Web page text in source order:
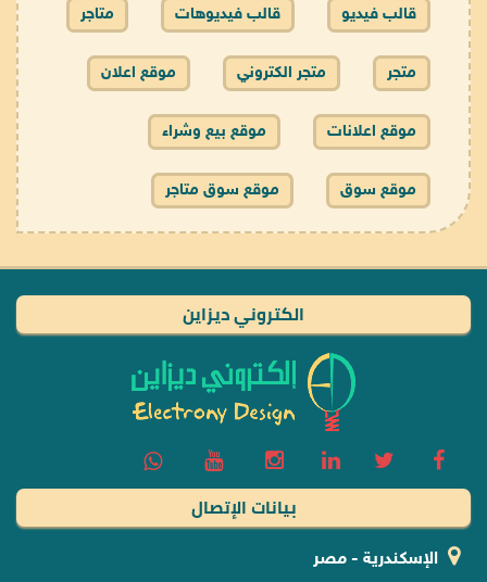
قالب فيديو قالب فيديوهات متاجر
متجر متجر الكتروني موقع اعلان
موقع اعلانات موقع بيع وشراء
موقع سوق موقع سوق متاجر
الكتروني ديزاين
بيانات الإتصال
الإسكندرية - مصر